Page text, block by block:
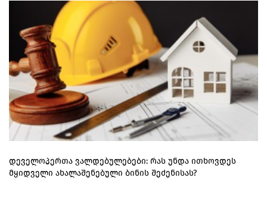
დეველოპერთა ვალდებულებები: რას უნდა ითხოვდეს
მყიდველი ახალაშენებული ბინის შეძენისას?